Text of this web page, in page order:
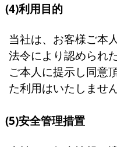
(4)利用目的
当社は、お客様ご本
法令により認められ
ご本人に提示し同意
た利用はいたしません
(5)安全管理措置